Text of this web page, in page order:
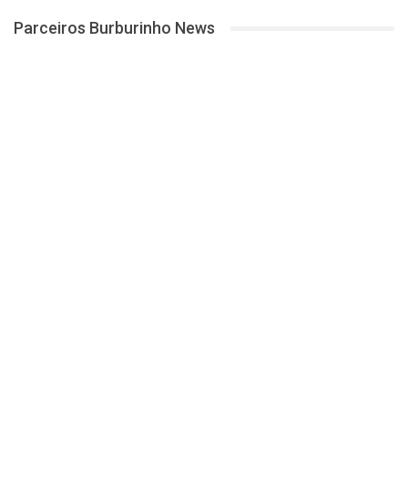
Parceiros Burburinho News